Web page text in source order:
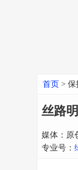
首页 > 保
丝路
媒体：原
专业号：